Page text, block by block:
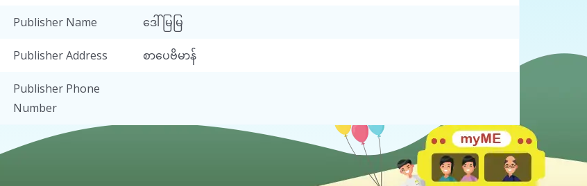
Publisher Name ဒေါ်မြမြ
Publisher Address စာပေဗိမာန်
Publisher Phone
Number